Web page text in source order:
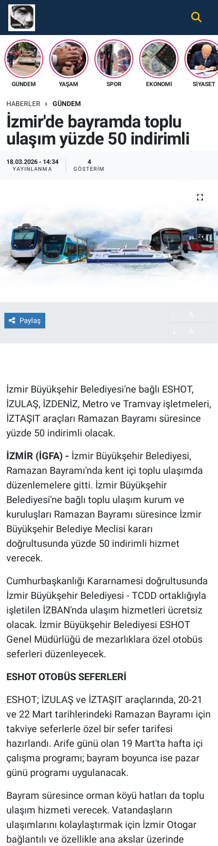
GÜNDEM YAŞAM SPOR EKONOMI SIYASET
HABERLER GÜNDEM
İzmir'de bayramda toplu
ulaşım yüzde 50 indirimli
18.03.2026 - 14:34
YAYINLANMA
4
GÖSTERIM
Paylaş
İzmir Büyükşehir Belediyesi'ne bağlı ESHOT,
İZULAŞ, İZDENİZ, Metro ve Tramvay işletmeleri,
İZTAŞIT araçları Ramazan Bayramı süresince
yüzde 50 indirimli olacak.
İZMİR (İGFA) - İzmir Büyükşehir Belediyesi,
Ramazan Bayramı'nda kent içi toplu ulaşımda
düzenlemelere gitti. İzmir Büyükşehir
Belediyesi'ne bağlı toplu ulaşım kurum ve
kuruluşları Ramazan Bayramı süresince İzmir
Büyükşehir Belediye Meclisi kararı
doğrultusunda yüzde 50 indirimli hizmet
verecek.
Cumhurbaşkanlığı Kararnamesi doğrultusunda
İzmir Büyükşehir Belediyesi - TCDD ortaklığıyla
işletilen İZBAN'nda ulaşım hizmetleri ücretsiz
olacak. İzmir Büyükşehir Belediyesi ESHOT
Genel Müdürlüğü de mezarlıklara özel otobüs
seferleri düzenleyecek.
ESHOT OTOBÜS SEFERLERİ
ESHOT; İZULAŞ ve İZTAŞIT araçlarında, 20-21
ve 22 Mart tarihlerindeki Ramazan Bayramı için
takviye seferlerle özel bir sefer tarifesi
hazırlandı. Arife günü olan 19 Mart'ta hafta içi
çalışma programı; bayram boyunca ise pazar
günü programı uygulanacak.
Bayram süresince orman köyü hatları da toplu
ulaşım hizmeti verecek. Vatandaşların
ulaşımlarını kolaylaştırmak için İzmir Otogar
bağlantılı ve özellikle ana akslar üzerinde
Gündem
Ekonomi
Spor
Tüm Haberler
İletişim
Nöbetçi Eczaneler
Hava Durumu
Namaz Vakitleri
Süper Lig Puan Durumu ve Fikstür
Tüm Manşetler